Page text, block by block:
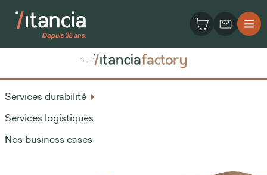
Nos business cases
Services logistiques
Services durabilité